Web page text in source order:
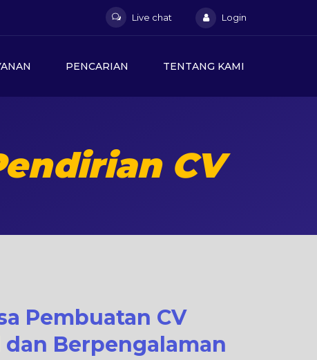
Live chat Login
PENCARIAN TENTANG KAMI
CV
Pembuatan CV
Berpengalaman